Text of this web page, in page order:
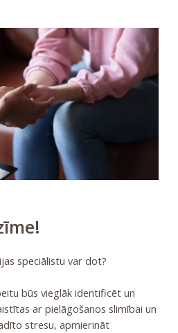
speciālistu var dot?
būs vieglāk identificēt un
ar pielāgošanos slimībai un
stresu, apmierināt